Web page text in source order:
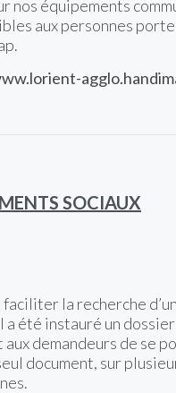
nos équipements
aux personnes
SOCIAUX
la recherche
a été instauré un
aux demandeurs de se
document, sur